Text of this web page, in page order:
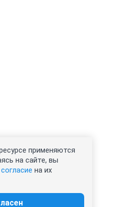
применяются
на сайте, вы
согласие на их